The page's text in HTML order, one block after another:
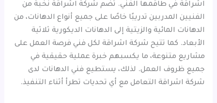
اشراقة في طاقمها الفني. تضم شركة اشراقة نخبة من
الفنيين المدربين تدريبًا خاصًا على جميع أنواع الدهانات، من
الدهانات المائية والزيتية إلى الدهانات الديكورية ثلاثية
الأبعاد. كما تتيح شركة اشراقة لكل فني فرصة العمل على
مشاريع متنوعة، ما يكسبهم خبرة عملية حقيقية في
جميع ظروف العمل. لذلك، يستطيع فني الدهانات لدى
شركة اشراقة التعامل مع أي تحديات تطرأ أثناء التنفيذ.